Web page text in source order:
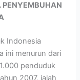
Indonesia
ini menurun dari
penduduk
2007, ialah